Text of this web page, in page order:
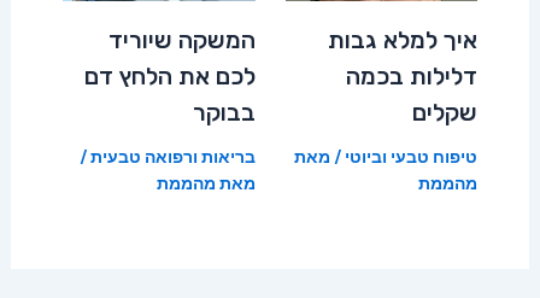
איך למלא גבות
דלילות בכמה
שקלים
טיפוח טבעי וביוטי / מאת
מהממת
המשקה שיוריד
לכם את הלחץ דם
בבוקר
בריאות ורפואה טבעית/
מאת מהממת